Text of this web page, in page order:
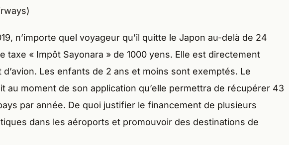
n’importe quel voyageur qu’il quitte le Japon au-delà de 24
taxe « Impôt Sayonara » de 1000 yens. Elle est directement
Les enfants de 2 ans et moins sont exemptés. Le
au moment de son application qu’elle permettra de récupérer 43
par année. De quoi justifier le financement de plusieurs
dans les aéroports et promouvoir des destinations de